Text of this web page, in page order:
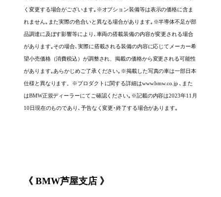
く変更する場合がございます｡ ※オプション装備等は表示の価格に含ま
れません｡また実際の色合いと異なる場合があります｡ ※半導体不足が部
品調達に及ぼす影響等により､車両の搭載装備の内容が変更される場合
があります｡その場合､実際に搭載される装備の内容に応じてメーカー希
望小売価格（消費税込）が調整され、掲載の価格から変更される可能性
があります｡あらかじめご了承ください｡ ※掲載した写真の車は一部日本
仕様と異なります。 ※プロダクトに関する詳細はwww.bmw.co.jp ､また
はBMW正規ディーラーにてご確認ください｡ ※記載の内容は2023年11月
10日現在のものであり､予告なく変更･終了する場合があります｡
《 BMW芦屋支店 》